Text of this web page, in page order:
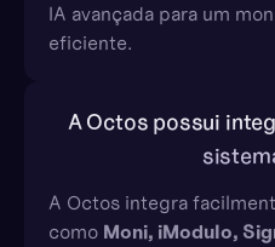
IA avançada para um
eficiente.
A Octos possui
A Octos integra
como Moni, iModulo,